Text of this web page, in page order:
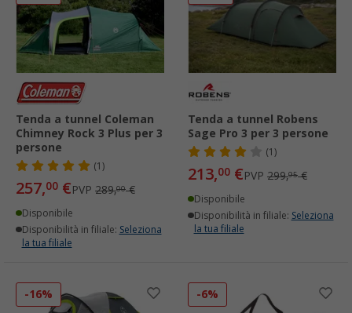
Tenda a tunnel Coleman
Chimney Rock 3 Plus per 3
persone
(1)
257,00 €PVP 289,00€
Disponibile
Disponibilità in filiale: Seleziona
la tua filiale
Tenda a tunnel Robens
Sage Pro 3 per 3 persone
(1)
213,00 €PVP 299,95€
Disponibile
Disponibilità in filiale: Seleziona
la tua filiale
-16% -6%